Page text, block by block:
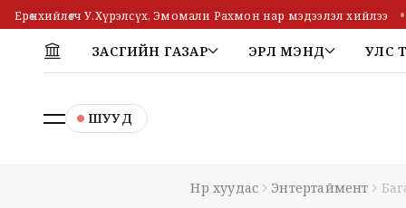
Ерөнхийлөгч У.Хүрэлсүх, Эмомали Рахмон нар мэдээлэл хийлээ
ЗАСГИЙН ГАЗАР ЭРҮҮЛ МЭНД УЛС
ШУУД
Нүүр хуудас Энтертаймент